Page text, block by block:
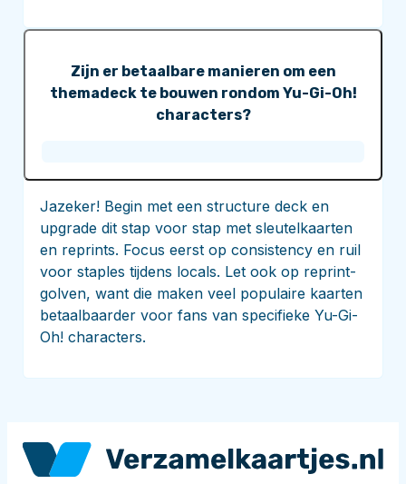
Zijn er betaalbare manieren om een
themadeck te bouwen rondom Yu-Gi-Oh!
characters?
Jazeker! Begin met een structure deck en
upgrade dit stap voor stap met sleutelkaarten
en reprints. Focus eerst op consistency en ruil
voor staples tijdens locals. Let ook op reprint-
golven, want die maken veel populaire kaarten
betaalbaarder voor fans van specifieke Yu-Gi-
Oh! characters.